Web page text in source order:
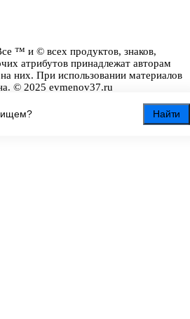
Найти
™ и © всех продуктов, знаков,
атрибутов принадлежат авторам
них. При использовании материалов
© 2025 evmenov37.ru